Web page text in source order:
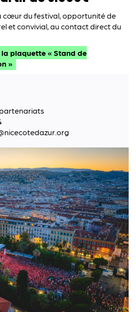
cœur du festival, opportunité de
et convivial, au contact direct du
plaquette « Stand de
»